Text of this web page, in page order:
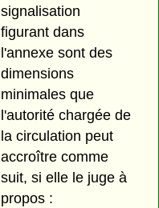
signalisation
figurant dans
l'annexe sont des
dimensions
minimales que
l'autorité chargée de
la circulation peut
accroître comme
suit, si elle le juge à
propos :